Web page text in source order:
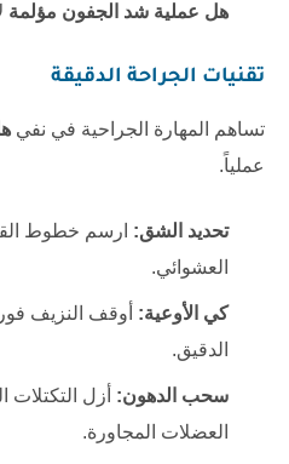
هل عملية شد الجفون مؤلمة
تقنيات الجراحة الدقيقة
تساهم المهارة الجراحية في نفي
عملياً.
تحديد الشق: ارسم خطوط
العشوائي.
كي الأوعية: أوقف النزيف
الدقيق.
سحب الدهون: أزل التكتلات
العضلات المجاورة.